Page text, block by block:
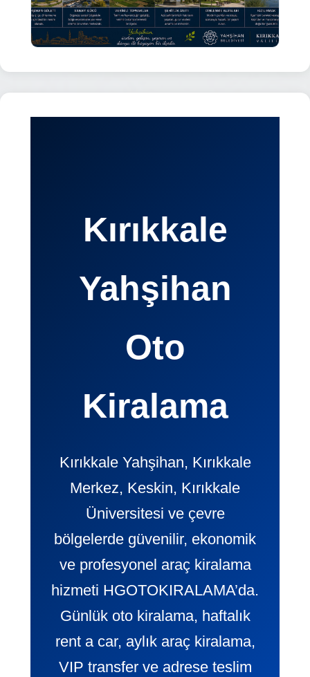
Kırıkkale
Yahşihan
Oto
Kiralama
Kırıkkale Yahşihan, Kırıkkale
Merkez, Keskin, Kırıkkale
Üniversitesi ve çevre
bölgelerde güvenilir, ekonomik
ve profesyonel araç kiralama
hizmeti HGOTOKIRALAMA’da.
Günlük oto kiralama, haftalık
rent a car, aylık araç kiralama,
VIP transfer ve adrese teslim